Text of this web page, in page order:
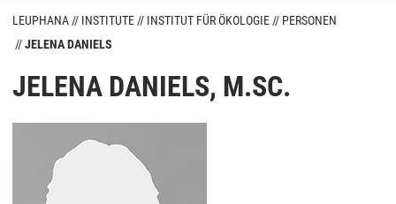
LEUPHANA INSTITUTE INSTITUT FÜR ÖKOLOGIE
PERSONEN
JELENA DANIELS
JELENA DANIELS, M.SC.